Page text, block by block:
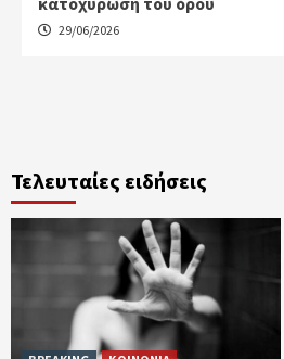
29/06/2026
Τελευταίες ειδήσεις